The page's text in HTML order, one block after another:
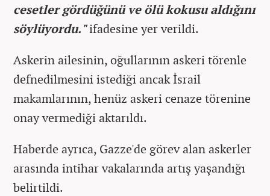
cesetler gördüğünü ve ölü kokusu aldığını
söylüyordu."ifadesine yer verildi.
Askerin ailesinin, oğullarının askeri törenle
defnedilmesini istediği ancak İsrail
makamlarının, henüz askeri cenaze törenine
onay vermediği aktarıldı.
Haberde ayrıca, Gazze'de görev alan askerler
arasında intihar vakalarında artış yaşandığı
belirtildi.